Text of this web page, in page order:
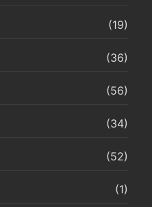
(19)
(36)
(56)
(34)
(52)
(1)